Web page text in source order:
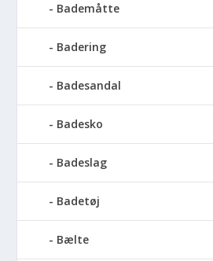
Bademåtte
Badering
Badesandal
Badesko
Badeslag
Badetøj
Bælte